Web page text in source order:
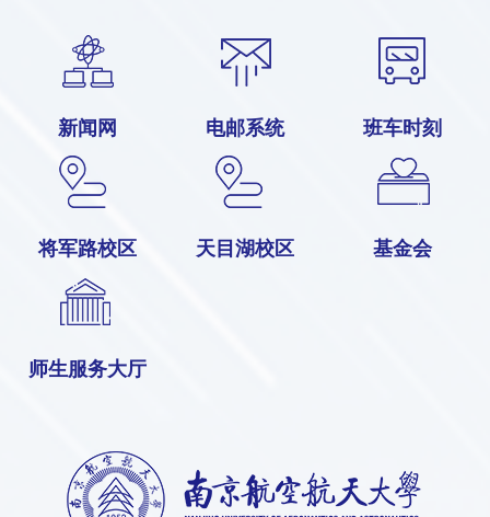
新闻网 电邮系统 班车时刻
将军路校区 天目湖校区 基金会
师生服务大厅